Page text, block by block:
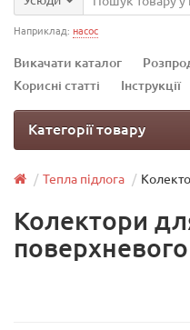
Наприклад: насос
Викачати каталог
Корисні статті
Інструкції
Категорії товару
Тепла підлога
Колектори